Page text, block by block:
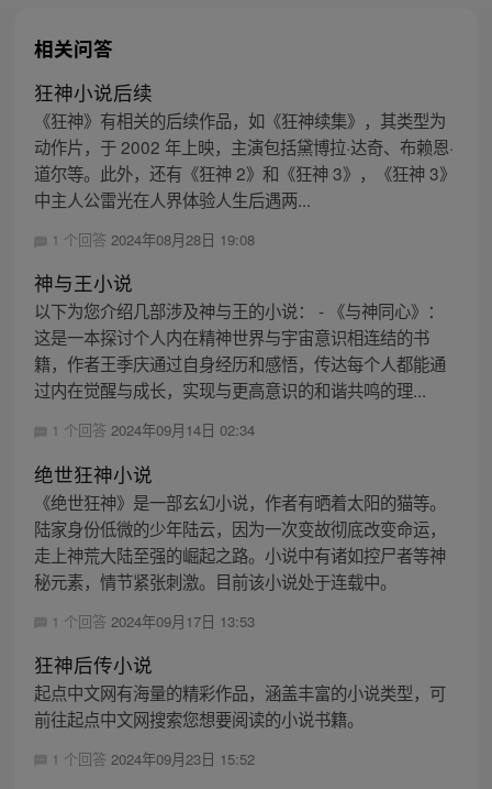
相关问答
狂神小说后续
《狂神》有相关的后续作品，如《狂神续集》，其类型为
动作片，于 2002 年上映，主演包括黛博拉·达奇、布赖恩·
道尔等。此外，还有《狂神 2》和《狂神 3》，《狂神 3》
中主人公雷光在人界体验人生后遇两...
1 个回答 2024年08月28日 19:08
神与王小说
以下为您介绍几部涉及神与王的小说： - 《与神同心》：
这是一本探讨个人内在精神世界与宇宙意识相连结的书
籍，作者王季庆通过自身经历和感悟，传达每个人都能通
过内在觉醒与成长，实现与更高意识的和谐共鸣的理...
1 个回答 2024年09月14日 02:34
绝世狂神小说
《绝世狂神》是一部玄幻小说，作者有晒着太阳的猫等。
陆家身份低微的少年陆云，因为一次变故彻底改变命运，
走上神荒大陆至强的崛起之路。小说中有诸如控尸者等神
秘元素，情节紧张刺激。目前该小说处于连载中。
1 个回答 2024年09月17日 13:53
狂神后传小说
起点中文网有海量的精彩作品，涵盖丰富的小说类型，可
前往起点中文网搜索您想要阅读的小说书籍。
1 个回答 2024年09月23日 15:52